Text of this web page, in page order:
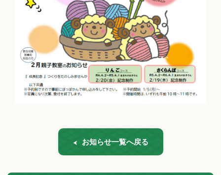
お知らせ一覧へ戻る